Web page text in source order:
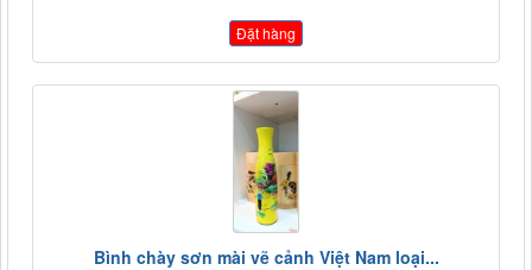
Đặt hàng
Bình chày sơn mài vẽ cảnh Việt Nam loại...